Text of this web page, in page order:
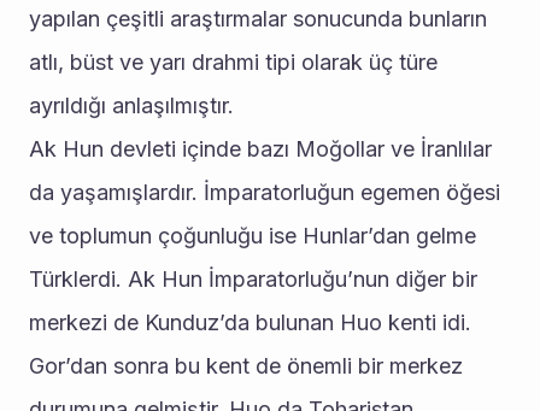
yapılan çeşitli araştırmalar sonucunda bunların
atlı, büst ve yarı drahmi tipi olarak üç türe
ayrıldığı anlaşılmıştır.
Ak Hun devleti içinde bazı Moğollar ve İranlılar
da yaşamışlardır. İmparatorluğun egemen öğesi
ve toplumun çoğunluğu ise Hunlar’dan gelme
Türklerdi. Ak Hun İmparatorluğu’nun diğer bir
merkezi de Kunduz’da bulunan Huo kenti idi.
Gor’dan sonra bu kent de önemli bir merkez